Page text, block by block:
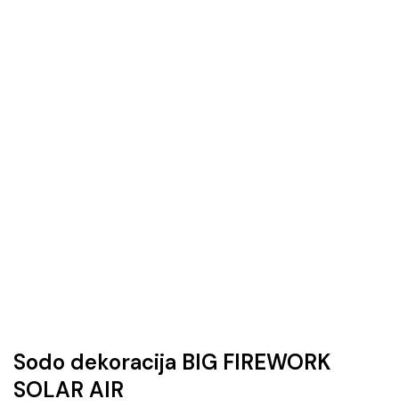
Sodo dekoracija BIG FIREWORK
SOLAR AIR